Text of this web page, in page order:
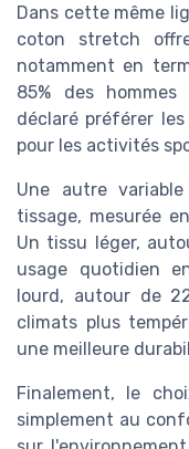
Dans cette même
coton stretch
notamment en
85% des
déclaré préférer les
pour les activités
Une autre
tissage, mesurée
Un tissu léger,
usage quotidien
lourd, autour de
climats plus
une meilleure
Finalement, le
simplement au